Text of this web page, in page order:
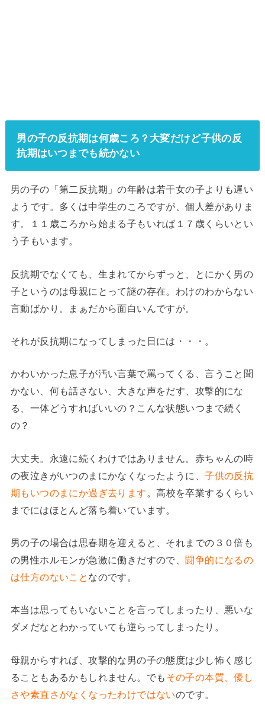
男の子の反抗期は何歳ころ？大変だけど子供の反
抗期はいつまでも続かない
男の子の「第二反抗期」の年齢は若干女の子よりも遅い
ようです。多くは中学生のころですが、個人差がありま
す。１１歳ころから始まる子もいれば１７歳くらいとい
う子もいます。
反抗期でなくても、生まれてからずっと、とにかく男の
子というのは母親にとって謎の存在。わけのわからない
言動ばかり。まぁだから面白いんですが。
それが反抗期になってしまった日には・・・。
かわいかった息子が汚い言葉で罵ってくる、言うこと聞
かない、何も話さない、大きな声をだす、攻撃的にな
る、一体どうすればいいの？こんな状態いつまで続く
の？
大丈夫。永遠に続くわけではありません。赤ちゃんの時
の夜泣きがいつのまにかなくなったように、子供の反抗
期もいつのまにか過ぎ去ります 。高校を卒業するくらい
までにはほとんど落ち着いています。
男の子の場合は思春期を迎えると、それまでの３０倍も
の男性ホルモンが急激に働きだすので、闘争的になるの
は仕方のないこと なのです。
本当は思ってもいないことを言ってしまったり、悪いな
ダメだなとわかっていても逆らってしまったり。
母親からすれば、攻撃的な男の子の態度は少し怖く感じ
ることもあるかもしれません。でも その子の本質、優し
さや素直さがなくなったわけではないのです。